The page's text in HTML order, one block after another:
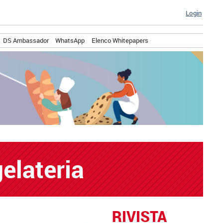
Login
DS Ambassador WhatsApp Elenco Whitepapers
RIVISTA